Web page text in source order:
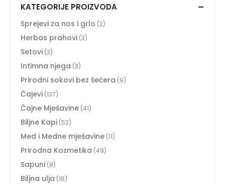
KATEGORIJE PROIZVODA
Sprejevi za nos i grlo (2)
Herbas prahovi (3)
Setovi (2)
Intimna njega (3)
Prirodni sokovi bez šećera (9)
Čajevi (137)
Čajne Mješavine (41)
Biljne Kapi (52)
Med i Medne mješavine (11)
Prirodna Kozmetika (49)
Sapuni (8)
Biljna ulja (18)